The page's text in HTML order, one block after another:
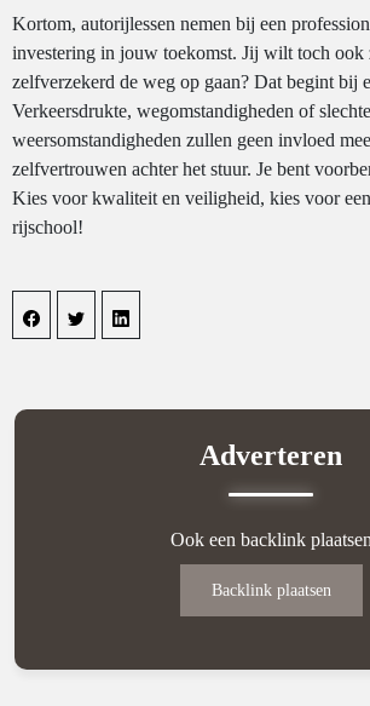
Kortom, autorijlessen nemen bij een
investering in jouw toekomst. Jij wilt toch ook
zelfverzekerd de weg op gaan? Dat begint bij
Verkeersdrukte, wegomstandigheden of slechte
weersomstandigheden zullen geen invloed
zelfvertrouwen achter het stuur. Je bent
Kies voor kwaliteit en veiligheid, kies voor
rijschool!
Adverteren
Ook een backlink plaatsen
Backlink plaatsen